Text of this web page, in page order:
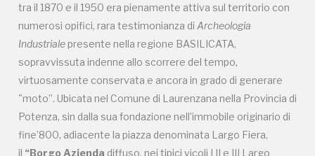
tra il 1870 e il 1950 era pienamente attiva sul territorio con
numerosi opifici, rara testimonianza di Archeologia
Industriale presente nella regione BASILICATA,
sopravvissuta indenne allo scorrere del tempo,
virtuosamente conservata e ancora in grado di generare
"moto”. Ubicata nel Comune di Laurenzana nella Provincia di
Potenza, sin dalla sua fondazione nell’immobile originario di
fine’800, adiacente la piazza denominata Largo Fiera,
il “Borgo Azienda diffuso, nei tipici vicoli I II e III Largo
2019
Giornata FAI d'Autunno
2021
I Luoghi del Cuore